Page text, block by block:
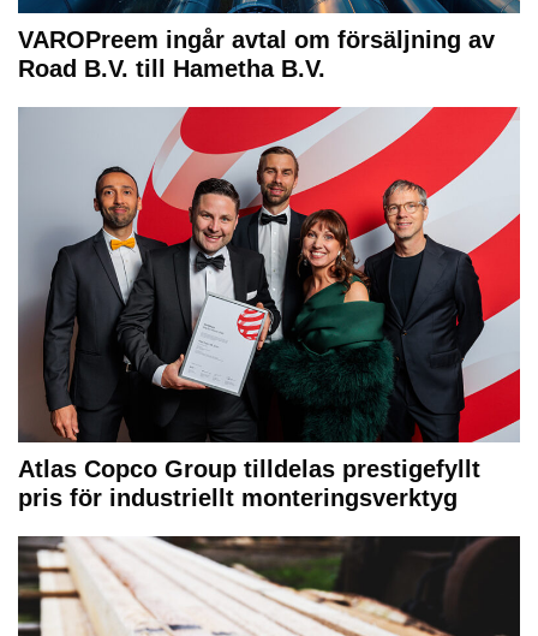
VAROPreem ingår avtal om försäljning av
Road B.V. till Hametha B.V.
Atlas Copco Group tilldelas prestigefyllt
pris för industriellt monteringsverktyg